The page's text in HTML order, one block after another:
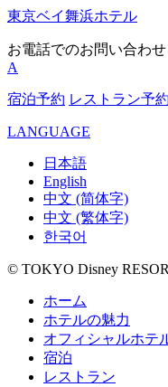
東京ベイ舞浜ホテル
お電話でのお問い合わせ
A
宿泊予約 レストラン予約
LANGUAGE
日本語
English
中文 (简体字)
中文 (繁体字)
한국어
© TOKYO Disney
ホーム
ホテルの魅力
オフィシャルホテ
宿泊
レストラン